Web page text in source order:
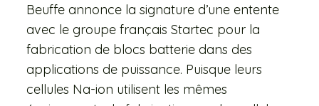
Beuffe annonce la signature d’une entente
avec le groupe français Startec pour la
fabrication de blocs batterie dans des
applications de puissance. Puisque leurs
cellules Na-ion utilisent les mêmes